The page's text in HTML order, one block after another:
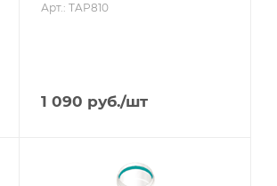
Арт.: TAP810
1 090 руб./шт